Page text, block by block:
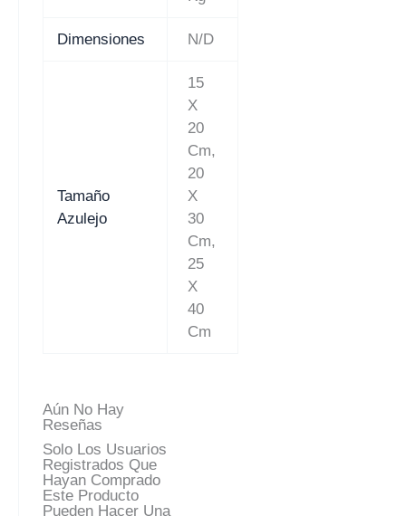
Dimensiones N/D
Tamaño
Azulejo
15
X
20
Cm,
20
X
30
Cm,
25
X
40
Cm
Aún No Hay
Reseñas
Solo Los Usuarios
Registrados Que
Hayan Comprado
Este Producto
Pueden Hacer Una